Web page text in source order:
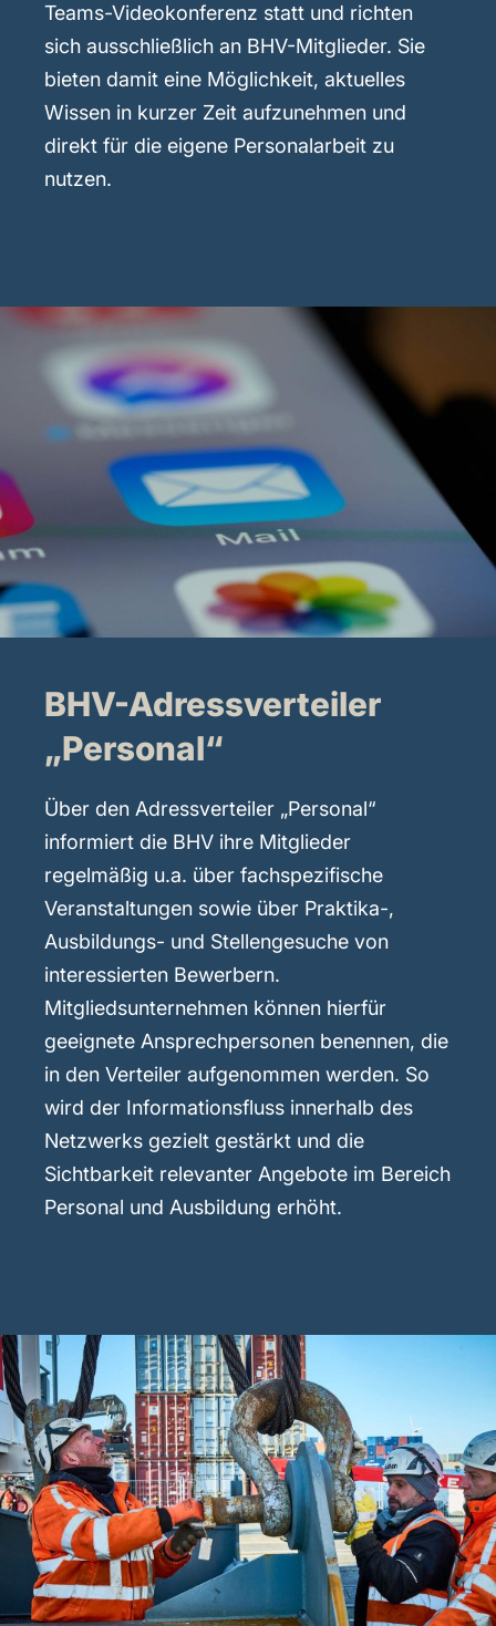
Teams-Videokonferenz statt und richten
sich ausschließlich an BHV-Mitglieder. Sie
bieten damit eine Möglichkeit, aktuelles
Wissen in kurzer Zeit aufzunehmen und
direkt für die eigene Personalarbeit zu
nutzen.
BHV-Adressverteiler
„Personal“
Über den Adressverteiler „Personal“
informiert die BHV ihre Mitglieder
regelmäßig u.a. über fachspezifische
Veranstaltungen sowie über Praktika-,
Ausbildungs- und Stellengesuche von
interessierten Bewerbern.
Mitgliedsunternehmen können hierfür
geeignete Ansprechpersonen benennen, die
in den Verteiler aufgenommen werden. So
wird der Informationsfluss innerhalb des
Netzwerks gezielt gestärkt und die
Sichtbarkeit relevanter Angebote im Bereich
Personal und Ausbildung erhöht.